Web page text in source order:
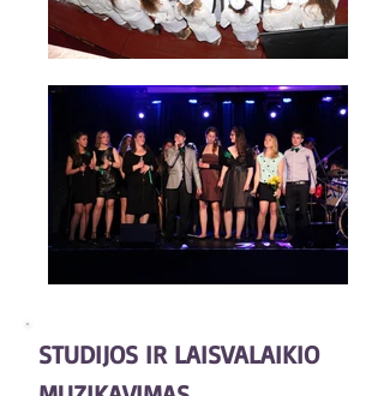
STUDIJOS IR LAISVALAIKIO